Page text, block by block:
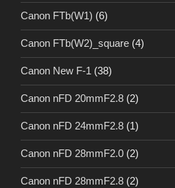
Canon FTb(W1) (6)
Canon FTb(W2)_square (4)
Canon New F-1 (38)
Canon nFD 20mmF2.8 (2)
Canon nFD 24mmF2.8 (1)
Canon nFD 28mmF2.0 (2)
Canon nFD 28mmF2.8 (2)